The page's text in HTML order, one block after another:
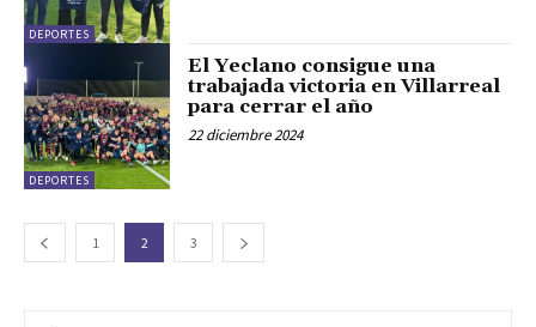
DEPORTES
DEPORTES
El Yeclano consigue una
trabajada victoria en Villarreal
para cerrar el año
22 diciembre 2024
1 2 3